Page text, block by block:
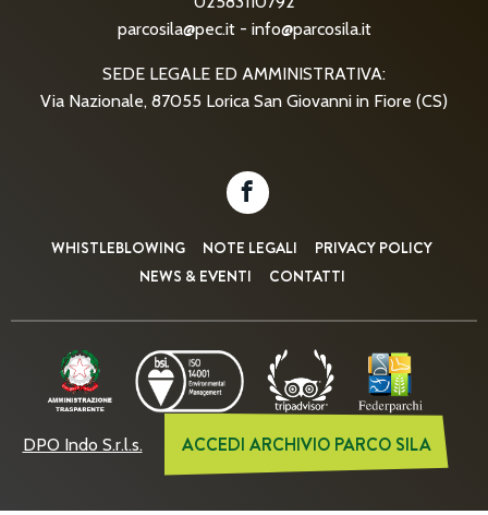
parcosila@pec.it- info@parcosila.it
SEDE LEGALE ED AMMINISTRATIVA:
Via Nazionale, 87055 Lorica San Giovanni in Fiore (CS)
WHISTLEBLOWING NOTE LEGALI
PRIVACY POLICY
NEWS & EVENTI
CONTATTI
DPO Indo S.r.l.s. ACCEDI ARCHIVIO PARCO SILA